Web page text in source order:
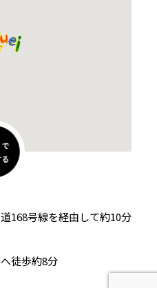
168号線を経由して約10分
徒歩約8分